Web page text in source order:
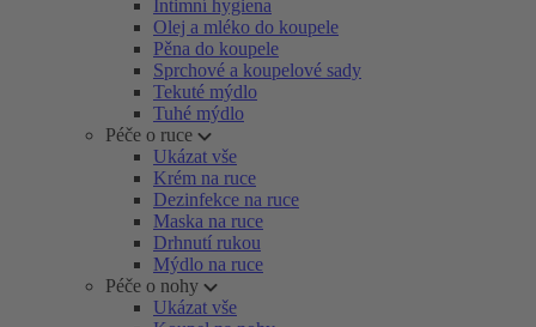
Intimní hygiena
Olej a mléko do koupele
Pěna do koupele
Sprchové a koupelové sady
Tekuté mýdlo
Tuhé mýdlo
Péče o ruce
Ukázat vše
Krém na ruce
Dezinfekce na ruce
Maska na ruce
Drhnutí rukou
Mýdlo na ruce
Péče o nohy
Ukázat vše